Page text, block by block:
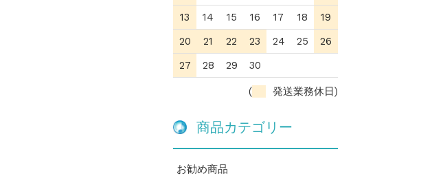
13
14 15 16 17 18
19
20
21 22 23 24 25
26
27
28 29 30
( 発送業務休日)
商品カテゴリー
お勧め商品